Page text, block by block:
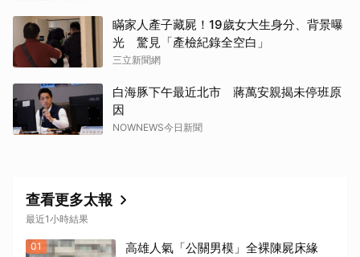
瞞家人產子藏屍！19歲女大生身分、背景曝
光 驚見「產檢紀錄全空白」
三立新聞網
白海豚下午最近北市 蔣萬安親揭未停班原
因
NOWNEWS今日新聞
查看更多太報
最近1小時結果
01
高雄人氣「公關男模」全裸陳屍床緣
取消